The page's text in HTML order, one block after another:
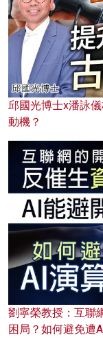
邱國光博士x潘詠
動機？
劉寧榮教授：互聯
困局？如何避免遭